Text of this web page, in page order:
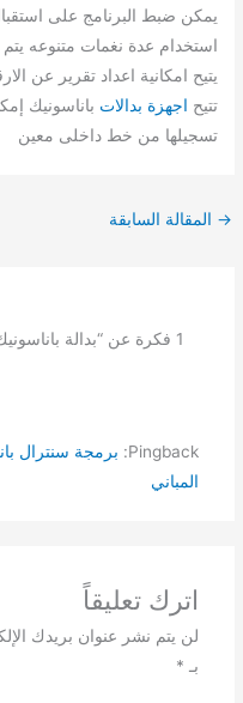
يمكن ضبط البرنامج على
استخدام عدة نغمات متنوعه يتم
يتيح امكانية اعداد تقرير عن
تتيح اجهزة بدالات باناسونيك
تسجيلها من خط داخلى معين
→ المقالة السابقة
1 فكرة عن “بدالة باناسونيك بجميع انواعها ومميزاتها”
Pingback:
برمجة سنترال
المباني
اترك تعليقاً
لن يتم نشر عنوان بريدك
بـ *